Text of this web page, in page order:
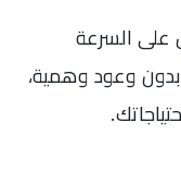
السرعة
بدون وعود وهمية،